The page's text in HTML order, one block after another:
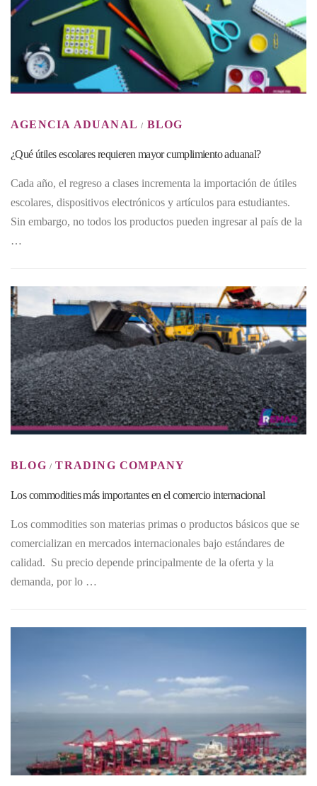
AGENCIA ADUANAL / BLOG
¿Qué útiles escolares requieren mayor cumplimiento aduanal?
Cada año, el regreso a clases incrementa la importación de útiles
escolares, dispositivos electrónicos y artículos para estudiantes.
Sin embargo, no todos los productos pueden ingresar al país de la
…
BLOG /TRADING COMPANY
Los commodities más importantes en el comercio internacional
Los commodities son materias primas o productos básicos que se
comercializan en mercados internacionales bajo estándares de
calidad. Su precio depende principalmente de la oferta y la
demanda, por lo …